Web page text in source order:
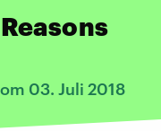
03. Juli 2018